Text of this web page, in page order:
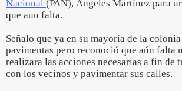
Nacional (PAN), Ángeles Martínez para
que aun falta.
Señalo que ya en su mayoría de la
pavimentas pero reconoció que aún falta
realizara las acciones necesarias a fin de
con los vecinos y pavimentar sus calles.